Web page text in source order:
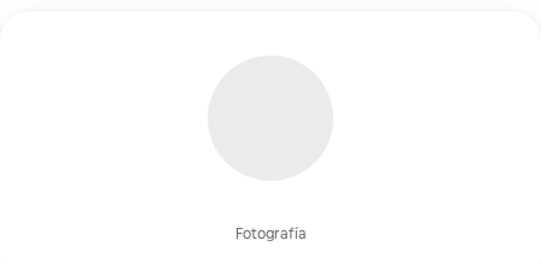
Fotografía